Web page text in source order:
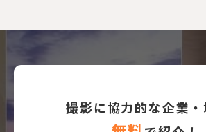
撮影に協力的な企業・